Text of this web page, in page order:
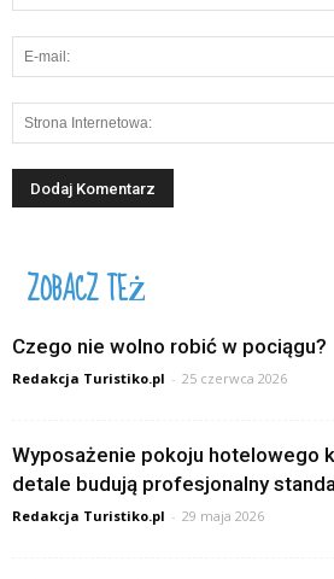
ZOBACZ TEŻ
Czego nie wolno robić w pociągu?
Redakcja Turistiko.pl - 25 czerwca 2026
Wyposażenie pokoju hotelowego
detale budują profesjonalny
Redakcja Turistiko.pl - 29 maja 2026